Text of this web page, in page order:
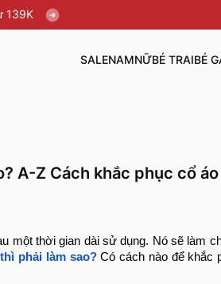
139K
SALENAMNỮBÉ TRAIBÉ
A-Z Cách khắc phục cổ
một thời gian dài sử dụng. Nó sẽ làm
phải làm sao?Có cách nào để khắc